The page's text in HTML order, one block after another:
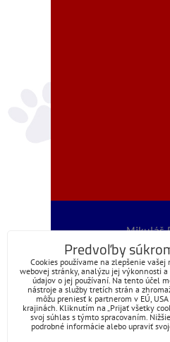
Mikuláš
Severná 5789/
IČ
+421
Predvoľby
Cookies používame na zlepšenie
webovej stránky, analýzu jej výkonnosti
údajov o jej používaní. Na tento účel
nástroje a služby tretích strán a
môžu preniesť k partnerom v EÚ,
krajinách. Kliknutím na „Prijať všetky
svoj súhlas s týmto spracovaním.
podrobné informácie alebo upraviť